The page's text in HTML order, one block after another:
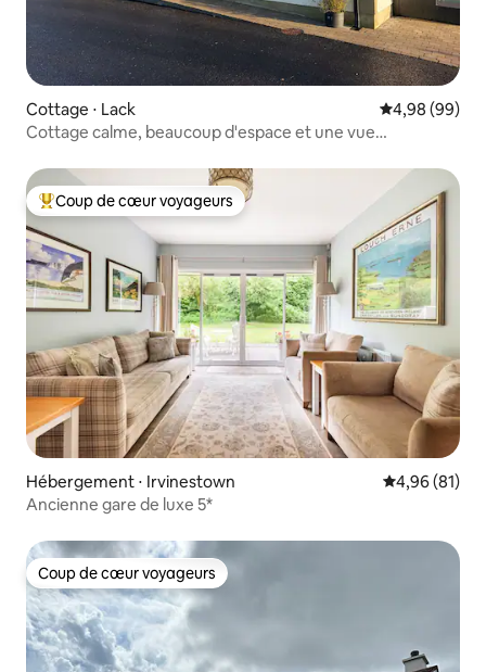
Cottage ⋅ Lack Évaluation
4,98 (99)
Cottage calme, beaucoup d'espace et une vue
Coups de cœur voyageurs les plus appréciés
Coup de cœur voyageurs
Hébergement ⋅ Irvinestown Évaluation
4,96 (81)
Ancienne gare de luxe 5*
Coup de cœur voyageurs
Coup de cœur voyageurs